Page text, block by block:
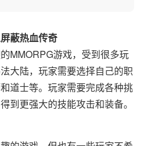
蔽热血传奇
MMORPG游戏，受到很多玩
大陆，玩家需要选择自己的职
道士等。玩家需要完成各种挑
到更强大的技能攻击和装备。